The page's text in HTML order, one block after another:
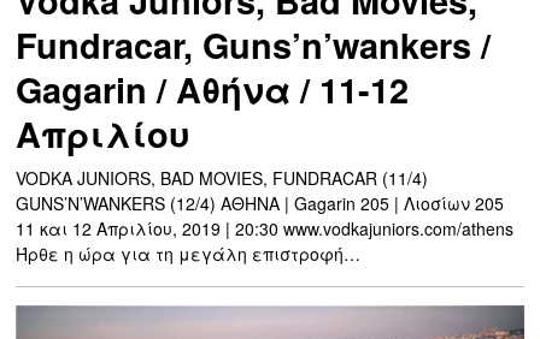
Fundracar, Guns’n’wankers /
Gagarin / Aθήνα / 11-12
Απριλίου
VODKA JUNIORS, BAD MOVIES, FUNDRACAR (11/4)
GUNS’N’WANKERS (12/4) ΑΘΗΝΑ | Gagarin 205 | Λιοσίων 205
11 και 12 Απριλίου, 2019 | 20:30 www.vodkajuniors.com/athens
Ήρθε η ώρα για τη μεγάλη επιστροφή…